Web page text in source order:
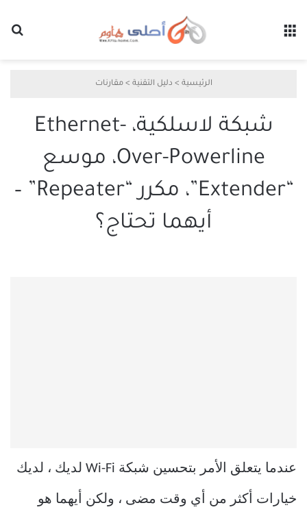
الرئيسية > دليل التقنية > مقارنات
شبكة لاسلكية، Ethernet-
Over-Powerline، موسع
“Extender”، مكرر “Repeater” –
أيهما تحتاج؟
عندما يتعلق الأمر بتحسين شبكة Wi-Fi لديك ، لديك
خيارات أكثر من أي وقت مضى ، ولكن أيهما هو